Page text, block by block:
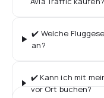
✔️ Welche
an?
✔️ Kann ich mit
vor Ort buchen?